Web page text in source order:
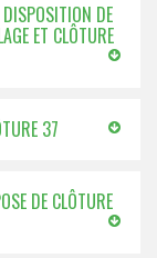
DISPOSITION DE
ET CLÔTURE
37
DE CLÔTURE